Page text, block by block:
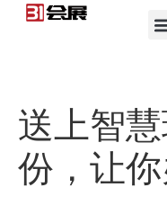
送上智
份，让